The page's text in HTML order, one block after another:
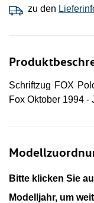
zu den
Schriftzug FOX
Fox Oktober 1994 -
Bitte klicken Sie
Modelljahr, um